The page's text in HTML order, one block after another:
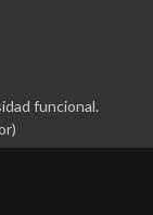
funcional.